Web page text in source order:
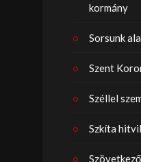
kormány
Sorsunk
Szent
Széllel
Szkíta